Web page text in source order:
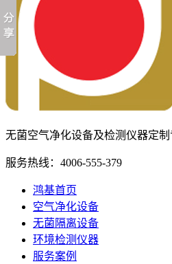
无菌空气净化设备及检测仪器定制
服务热线： 4006-555-379
鸿基首页
空气净化设备
无菌隔离设备
环境检测仪器
服务案例